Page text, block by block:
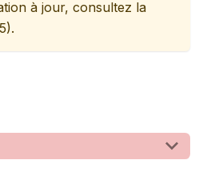
à jour, consultez la
).